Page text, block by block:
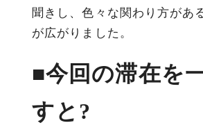
聞きし、色々な関わり方があ
が広がりました。
■今回の滞在を
すと?